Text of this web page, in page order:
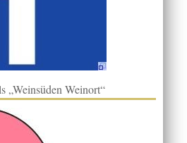
„Weinsüden Weinort“